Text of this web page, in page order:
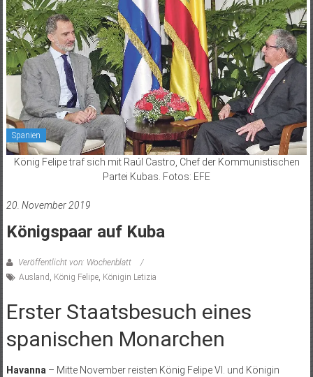
der
Kanarischen
Inseln
Spanien
König Felipe traf sich mit Raúl Castro, Chef der Kommunistischen
Partei Kubas. Fotos: EFE
20. November 2019
Königspaar auf Kuba
Veröffentlicht von: Wochenblatt
Ausland , König Felipe, Königin Letizia
Erster Staatsbesuch eines
spanischen Monarchen
Havanna– Mitte November reisten König Felipe VI. und Königin